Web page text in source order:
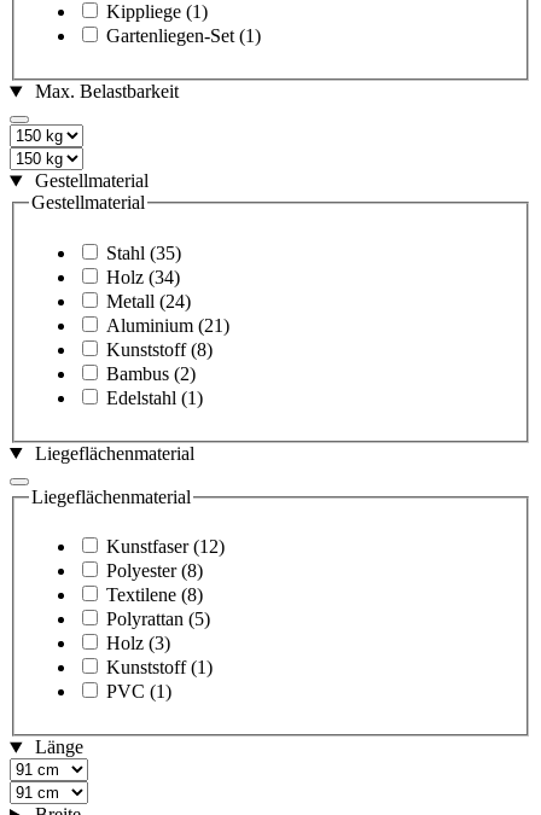
Kippliege (1)
Gartenliegen-Set (1)
Max. Belastbarkeit
Gestellmaterial
Gestellmaterial
Stahl (35)
Holz (34)
Metall (24)
Aluminium (21)
Kunststoff (8)
Bambus (2)
Edelstahl (1)
Liegeflächenmaterial
Liegeflächenmaterial
Kunstfaser (12)
Polyester (8)
Textilene (8)
Polyrattan (5)
Holz (3)
Kunststoff (1)
PVC (1)
Länge